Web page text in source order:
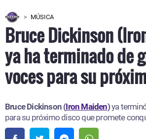
MÚSICA
Bruce Dickinson
ya ha terminado de
voces para su
Bruce Dickinson (Iron Maiden)ya
para su próximo disco que promete